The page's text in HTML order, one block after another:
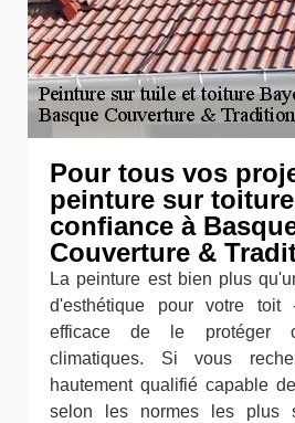
Pour tous vos
peinture sur
confiance à
Couverture &
La peinture est bien plus
d'esthétique pour votre
efficace de le protéger
climatiques. Si vous
hautement qualifié capable
selon les normes les plus